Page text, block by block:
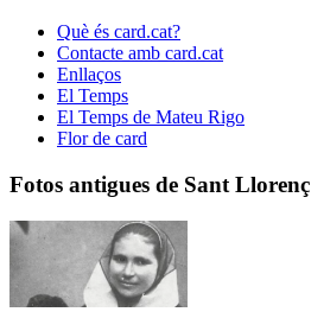
Què és card.cat?
Contacte amb card.cat
Enllaços
El Temps
El Temps de Mateu Rigo
Flor de card
Fotos antigues de Sant Llorenç